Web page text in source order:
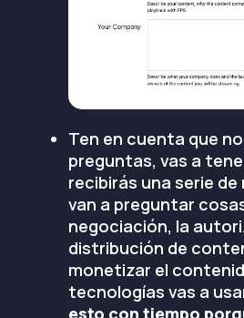
Ten en cuenta que
preguntas, vas a
recibirás una serie
van a preguntar
negociación, la
distribución de
monetizar el
tecnologías vas a